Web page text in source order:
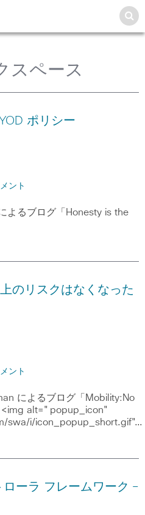
スペース
ポリシー
ント
よるブログ「Honesty is the
のリスクはなくなった
ント
によるブログ「Mobility:No
<img alt="popup_icon"
swa/i/icon_popup_short.gif"…
ーラ フレームワーク ―